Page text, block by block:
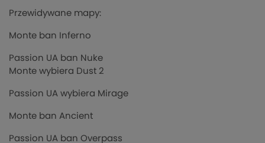
Przewidywane mapy:
Monte ban Inferno
Passion UA ban Nuke
Monte wybiera Dust 2
Passion UA wybiera Mirage
Monte ban Ancient
Passion UA ban Overpass